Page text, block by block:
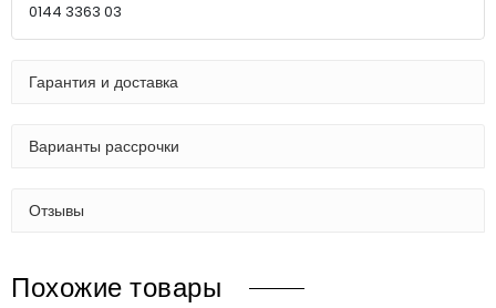
0144 3363 03
Гарантия и доставка
Варианты рассрочки
Отзывы
Похожие товары